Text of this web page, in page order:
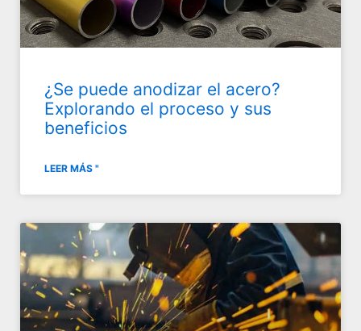
¿Se puede anodizar el acero?
Explorando el proceso y sus
beneficios
LEER MÁS "